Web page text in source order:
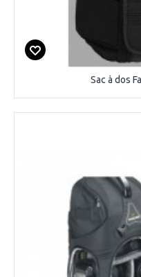
Sac à dos